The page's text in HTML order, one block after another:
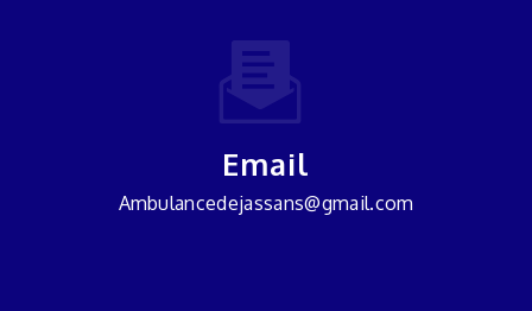
Email
ambulancedejassans@gmail.com